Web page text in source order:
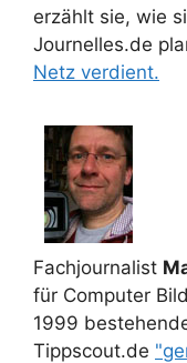
erzählt sie, wie
Journelles.de
Netz verdient.
Fachjournalist
für Computer
1999
Tippscout.de